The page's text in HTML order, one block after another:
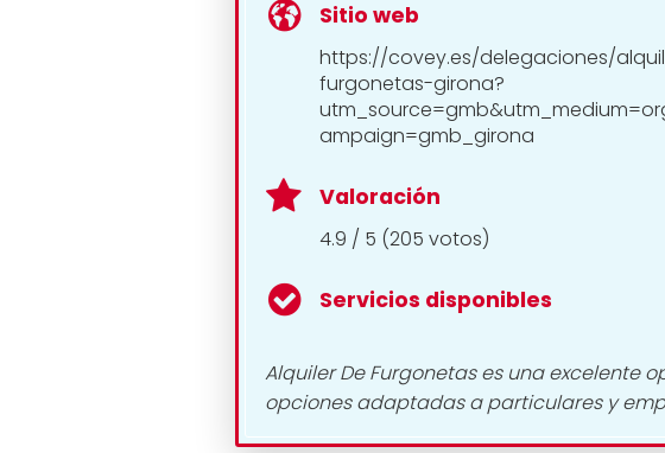
Sitio web
https://covey.es/delegaciones/
furgonetas-girona?
ampaign=gmb_girona
Valoración
4.9 / 5 (205 votos)
Servicios disponibles
Alquiler De Furgonetas es una excelente
opciones adaptadas a particulares y